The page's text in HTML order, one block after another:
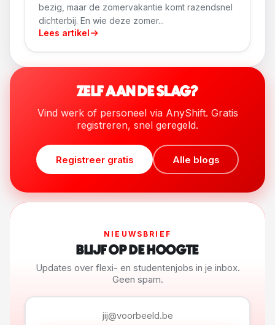
bezig, maar de zomervakantie komt razendsnel
dichterbij. En wie deze zomer...
Lees artikel
ZELF AAN DE SLAG?
Vind werk of personeel via AnyShift. Gratis
registreren, snel geregeld.
Registreer gratis Alle blogs
NIEUWSBRIEF
BLIJF OP DE HOOGTE
Updates over flexi- en studentenjobs in je inbox.
Geen spam.